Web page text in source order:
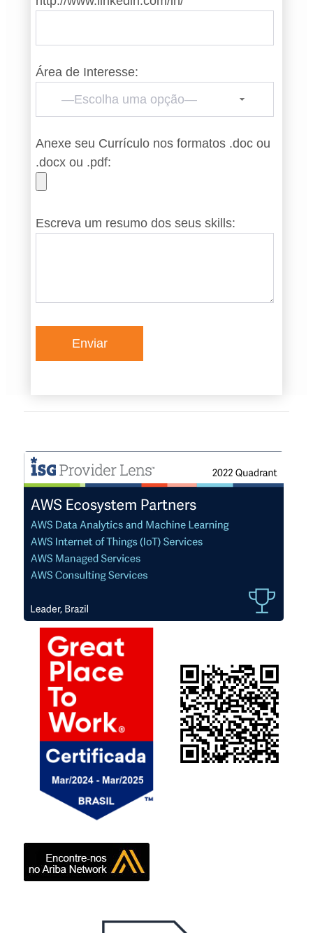
Área de Interesse:
—Escolha uma opção—
Anexe seu Currículo nos formatos .doc ou
.docx ou .pdf:
Escreva um resumo dos seus skills: